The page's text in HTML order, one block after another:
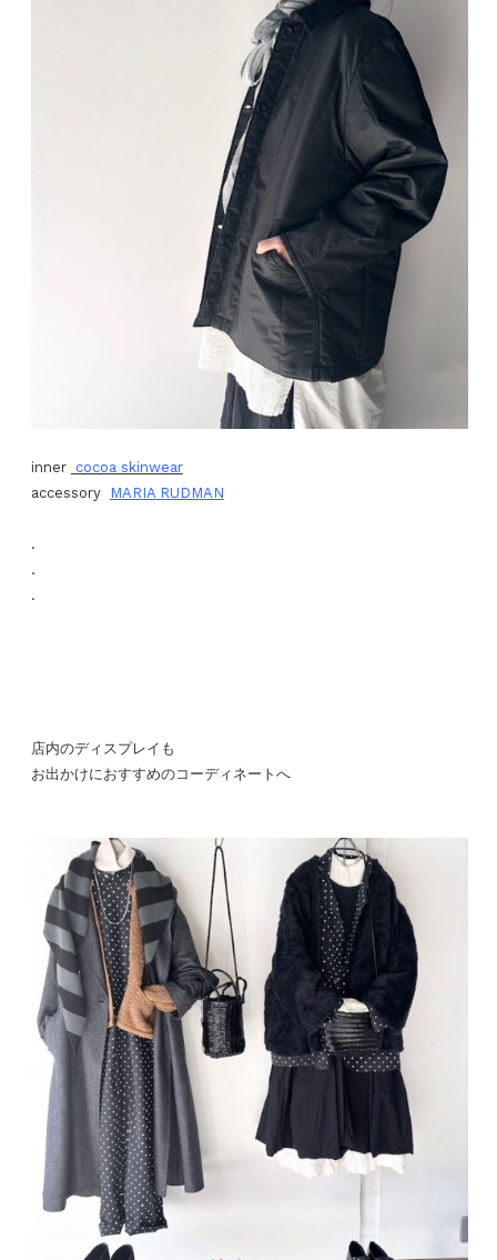
inner cocoa skinwear
accessory
MARIA RUDMAN
.
.
.
店内のディスプレイも
お出かけにおすすめのコーディネートへ